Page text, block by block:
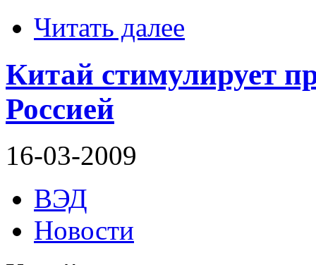
Читать далее
Китай стимулирует
Россией
16-03-2009
ВЭД
Новости